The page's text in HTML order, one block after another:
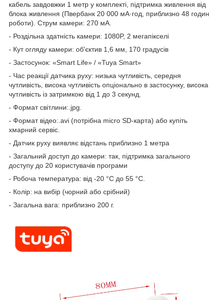
кабель завдовжки 1 метр у комплекті, підтримка живлення від
блока живлення (Пвербанк 20 000 мА·год, приблизно 48 годин
роботи). Струм камери: 270 мА.
- Роздільна здатність камери: 1080P, 2 мегапікселі
- Кут огляду камери: об'єктив 1,6 мм, 170 градусів
- Застосунок: «Smart Life» / «Tuya Smart»
- Час реакції датчика руху: низька чутливість, середня
чутливість, висока чутливість опціонально в застосунку, висока
чутливість із затримкою від 1 до 3 секунд.
- Формат світлини:.jpg.
- Формат відео:.avi (потрібна micro SD-карта) або купіть
хмарний сервіс.
- Датчик руху виявляє відстань приблизно 1 метра
- Загальний доступ до камери: так, підтримка загального
доступу до 20 користувачів програми
- Робоча температура: від -20 °C до 55 °C.
- Колір: на вибір (чорний або срібний)
- Загальна вага: приблизно 200 г.